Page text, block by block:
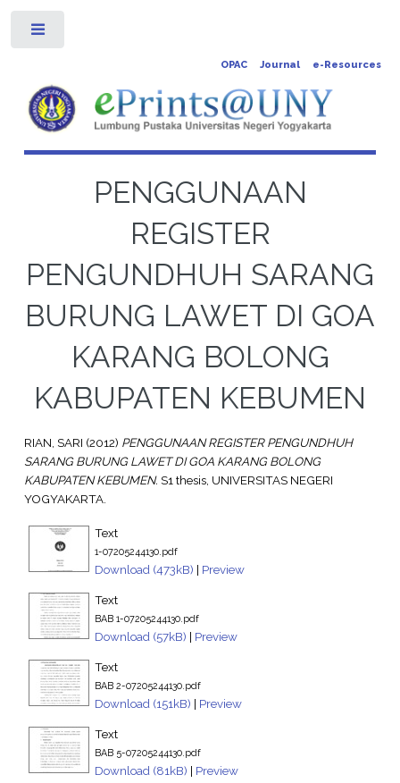
OPAC Journal e-Resources
PENGGUNAAN
REGISTER
PENGUNDHUH SARANG
BURUNG LAWET DI GOA
KARANG BOLONG
KABUPATEN KEBUMEN
RIAN, SARI (2012) PENGGUNAAN REGISTER PENGUNDHUH
SARANG BURUNG LAWET DI GOA KARANG BOLONG
KABUPATEN KEBUMEN. S1 thesis, UNIVERSITAS NEGERI
YOGYAKARTA.
Text
1-07205244130.pdf
Download (473kB) | Preview
Text
BAB 1-07205244130.pdf
Download (57kB) | Preview
Text
BAB 2-07205244130.pdf
Download (151kB) | Preview
Text
BAB 5-07205244130.pdf
Download (81kB) | Preview